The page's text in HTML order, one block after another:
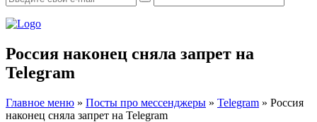
Россия наконец сняла запрет на
Telegram
Главное меню » Посты про мессенджеры » Telegram » Россия
наконец сняла запрет на Telegram